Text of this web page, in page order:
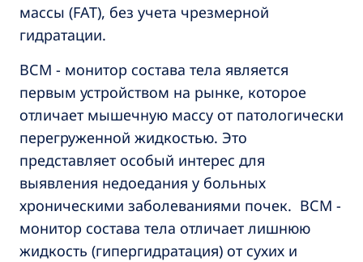
массы (FAT), без учета чрезмерной
гидратации.
ВСМ - монитор состава тела является
первым устройством на рынке, которое
отличает мышечную массу от патологически
перегруженной жидкостью. Это
представляет особый интерес для
выявления недоедания у больных
хроническими заболеваниями почек. ВСМ -
монитор состава тела отличает лишнюю
жидкость (гипергидратация) от сухих и